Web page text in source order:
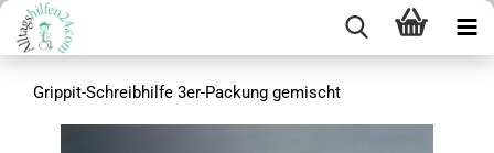
Grippit-Schreibhilfe 3er-Packung gemischt